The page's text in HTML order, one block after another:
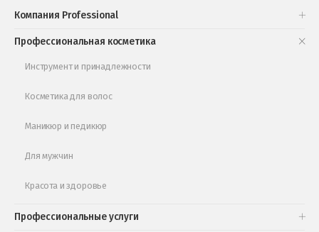
Компания Professional
Профессиональная косметика
Инструмент и принадлежности
Косметика для волос
Маникюр и педикюр
Для мужчин
Красота и здоровье
Профессиональные услуги
Обучающее видео